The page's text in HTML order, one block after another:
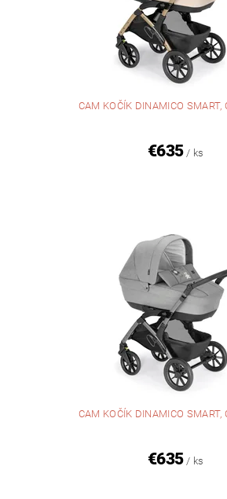
CAM KOČÍK DINAMICO SMART,
€635 / ks
CAM KOČÍK DINAMICO SMART,
€635 / ks